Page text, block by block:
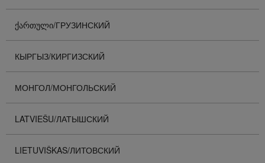
ᲥᲐᲠᲗᲣᲚᲘ/ГРУЗИНСКИЙ
КЫРГЫЗ/КИРГИЗСКИЙ
МОНГОЛ/МОНГОЛЬСКИЙ
LATVIEŠU/ЛАТЫШСКИЙ
LIETUVIŠKAS/ЛИТОВСКИЙ